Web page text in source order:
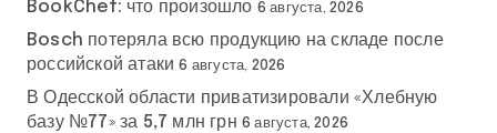
BookChef: что произошло 6 августа, 2026
Bosch потеряла всю продукцию на складе после
российской атаки 6 августа, 2026
В Одесской области приватизировали «Хлебную
базу №77» за 5,7 млн грн 6 августа, 2026